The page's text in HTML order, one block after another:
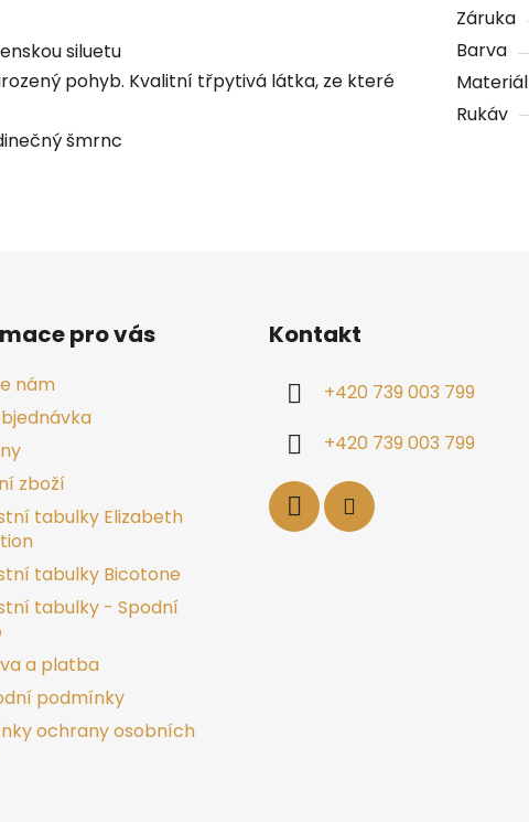
siluetu
pohyb. Kvalitní třpytivá látka, ze které
šmrnc
Záruka
Barva
Materiál
Rukáv
pro vás
nám
zboží
tabulky Elizabeth
tabulky Bicotone
tabulky - Spodní
a platba
podmínky
ochrany osobních
Kontakt
+420 739 003 799
+420 739 003 799